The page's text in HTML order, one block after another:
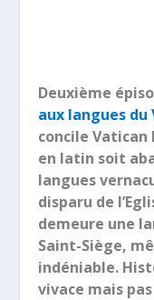
Deuxième
aux langues du
concile Vatican
en latin soit
langues
disparu de
demeure une
Saint-Siège,
indéniable.
vivace mais